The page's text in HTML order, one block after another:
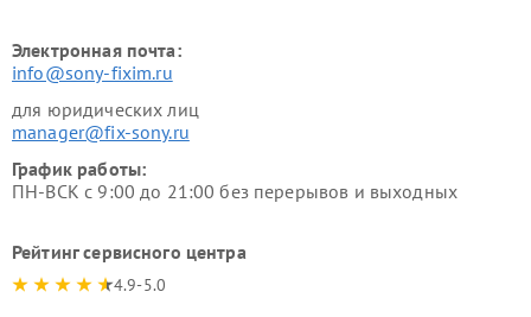
Электронная почта:
info@sony-fixim.ru
для юридических лиц
manager@fix-sony.ru
График работы:
ПН-ВСК с 9:00 до 21:00 без перерывов и выходных
Рейтинг сервисного центра
4.9-5.0